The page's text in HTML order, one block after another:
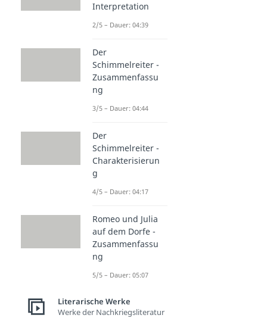
Interpretation
2/5 – Dauer: 04:39
Der
Schimmelreiter -
Zusammenfassu
ng
3/5 – Dauer: 04:44
Der
Schimmelreiter -
Charakterisierun
g
4/5 – Dauer: 04:17
Romeo und Julia
auf dem Dorfe -
Zusammenfassu
ng
5/5 – Dauer: 05:07
Literarische Werke
Werke der Nachkriegsliteratur